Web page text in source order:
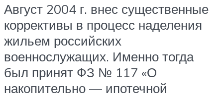
Август 2004 г. внес существенные
коррективы в процесс наделения
жильем российских
военнослужащих. Именно тогда
был принят ФЗ № 117 «О
накопительно — ипотечной